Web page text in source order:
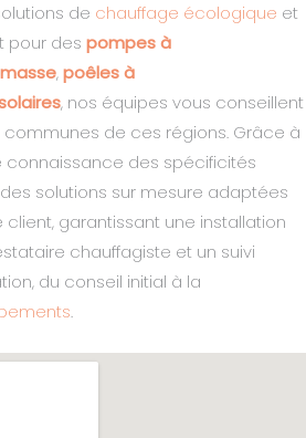
de chauffage écologique et
pour des pompes à
,poêles à
, nos équipes vous conseillent
de ces régions. Grâce à
connaissance des spécificités
solutions sur mesure adaptées
garantissant une installation
chauffagiste et un suivi
du conseil initial à la
.​